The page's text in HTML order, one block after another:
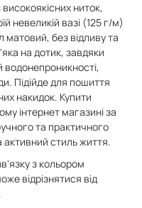
ниток,
невеликій вазі (125 г/м)
матовий, без відливу та
на дотик, завдяки
Підійде для пошиття
накидок. Купити
інтернет магазині за
та практичного
активний стиль життя.
з кольором
відрізнятися від